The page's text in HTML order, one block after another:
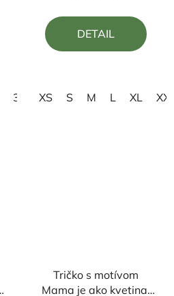
3XL
z
DETAIL
XS S M L XL
Tričko s motívom
Mama je ako kvetina,